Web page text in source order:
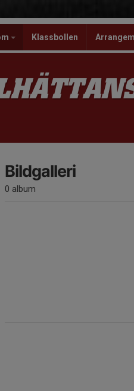
Klassbollen
Bildgalleri
0 album